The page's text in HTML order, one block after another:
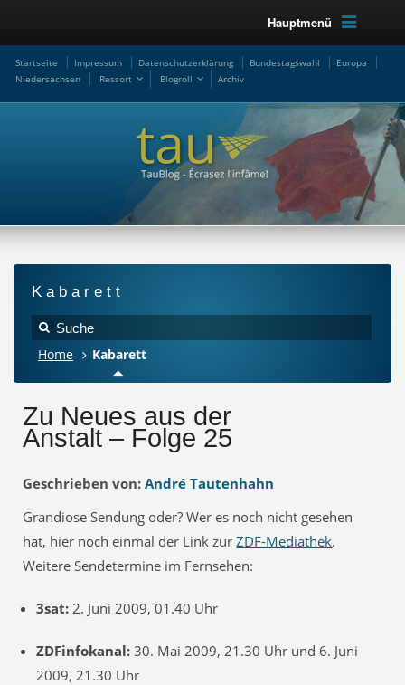
Hauptmenü
Startseite Impressum Datenschutzerklärung Bundestagswahl
Europa
Niedersachsen
Ressort Blogroll Archiv
Kabarett
Home Kabarett
Zu Neues aus der
Anstalt – Folge 25
Geschrieben von: André Tautenhahn
Grandiose Sendung oder? Wer es noch nicht gesehen
hat, hier noch einmal der Link zurZDF-Mediathek.
Weitere Sendetermine im Fernsehen:
3sat: 2. Juni 2009, 01.40 Uhr
ZDFinfokanal: 30. Mai 2009, 21.30 Uhr und 6. Juni
2009, 21.30 Uhr